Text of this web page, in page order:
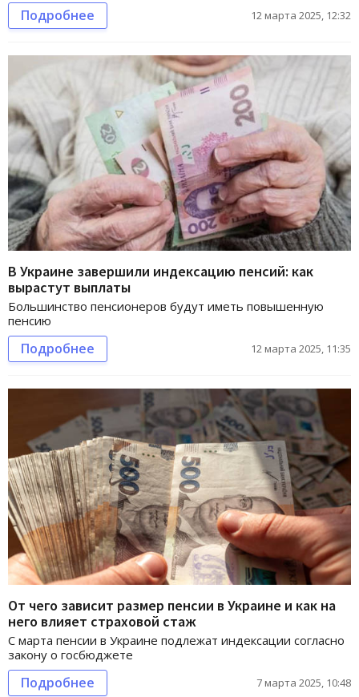
Подробнее 12 марта 2025, 12:32
В Украине завершили индексацию пенсий: как
вырастут выплаты
Большинство пенсионеров будут иметь повышенную
пенсию
Подробнее 12 марта 2025, 11:35
От чего зависит размер пенсии в Украине и как на
него влияет страховой стаж
С марта пенсии в Украине подлежат индексации согласно
закону о госбюджете
Подробнее 7 марта 2025, 10:48